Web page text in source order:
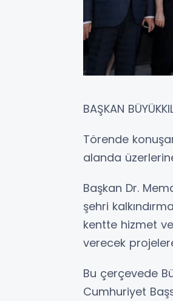
BAŞKAN
Törende
alanda
Başkan Dr.
şehri
kentte hizmet
verecek
Bu çerçevede
Cumhuriyet